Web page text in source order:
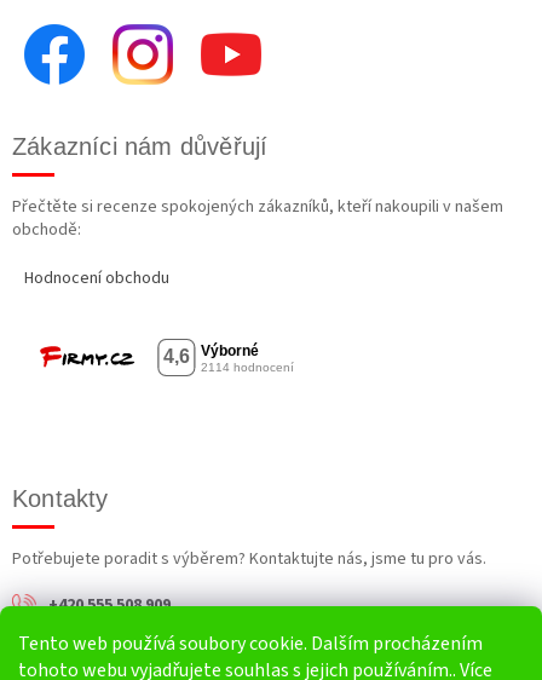
Tento web používá soubory cookie. Dalším procházením
tohoto webu vyjadřujete souhlas s jejich používáním.. Více
Zákazníci nám důvěřují
Přečtěte si recenze spokojených zákazníků, kteří nakoupili v našem
obchodě:
Hodnocení obchodu
Kontakty
Potřebujete poradit s výběrem? Kontaktujte nás, jsme tu pro vás.
+420 555 508 909
info@harv.cz